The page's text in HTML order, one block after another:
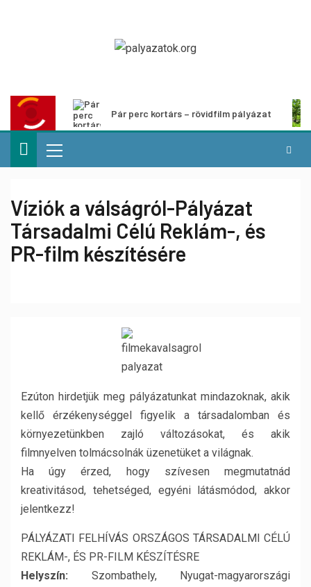
Pár perc kortárs – rövidfilm pályázat
Víziók a válságról-Pályázat
Társadalmi Célú Reklám-, és
PR-film készítésére
Ezúton hirdetjük meg pályázatunkat mindazoknak, akik
kellő érzékenységgel figyelik a társadalomban és
környezetünkben zajló változásokat, és akik
filmnyelven tolmácsolnák üzenetüket a világnak.
Ha úgy érzed, hogy szívesen megmutatnád
kreativitásod, tehetséged, egyéni látásmódod, akkor
jelentkezz!
PÁLYÁZATI FELHÍVÁS ORSZÁGOS TÁRSADALMI CÉLÚ
REKLÁM-, ÉS PR-FILM KÉSZÍTÉSRE
Helyszín: Szombathely, Nyugat-magyarországi